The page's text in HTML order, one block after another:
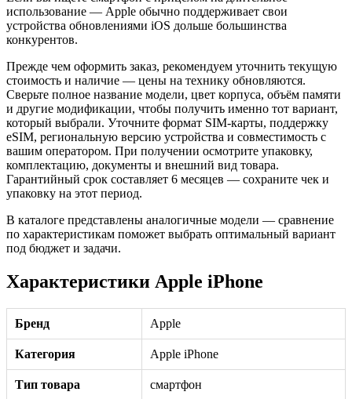
использование — Apple обычно поддерживает свои
устройства обновлениями iOS дольше большинства
конкурентов.
Прежде чем оформить заказ, рекомендуем уточнить текущую
стоимость и наличие — цены на технику обновляются.
Сверьте полное название модели, цвет корпуса, объём памяти
и другие модификации, чтобы получить именно тот вариант,
который выбрали. Уточните формат SIM-карты, поддержку
eSIM, региональную версию устройства и совместимость с
вашим оператором. При получении осмотрите упаковку,
комплектацию, документы и внешний вид товара.
Гарантийный срок составляет 6 месяцев — сохраните чек и
упаковку на этот период.
В каталоге представлены аналогичные модели — сравнение
по характеристикам поможет выбрать оптимальный вариант
под бюджет и задачи.
Характеристики Apple iPhone
Бренд Apple
Категория Apple iPhone
Тип товара смартфон